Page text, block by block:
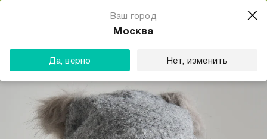
Ваш город
Москва
Да, верно Нет, изменить
Магазин одежды для тебя